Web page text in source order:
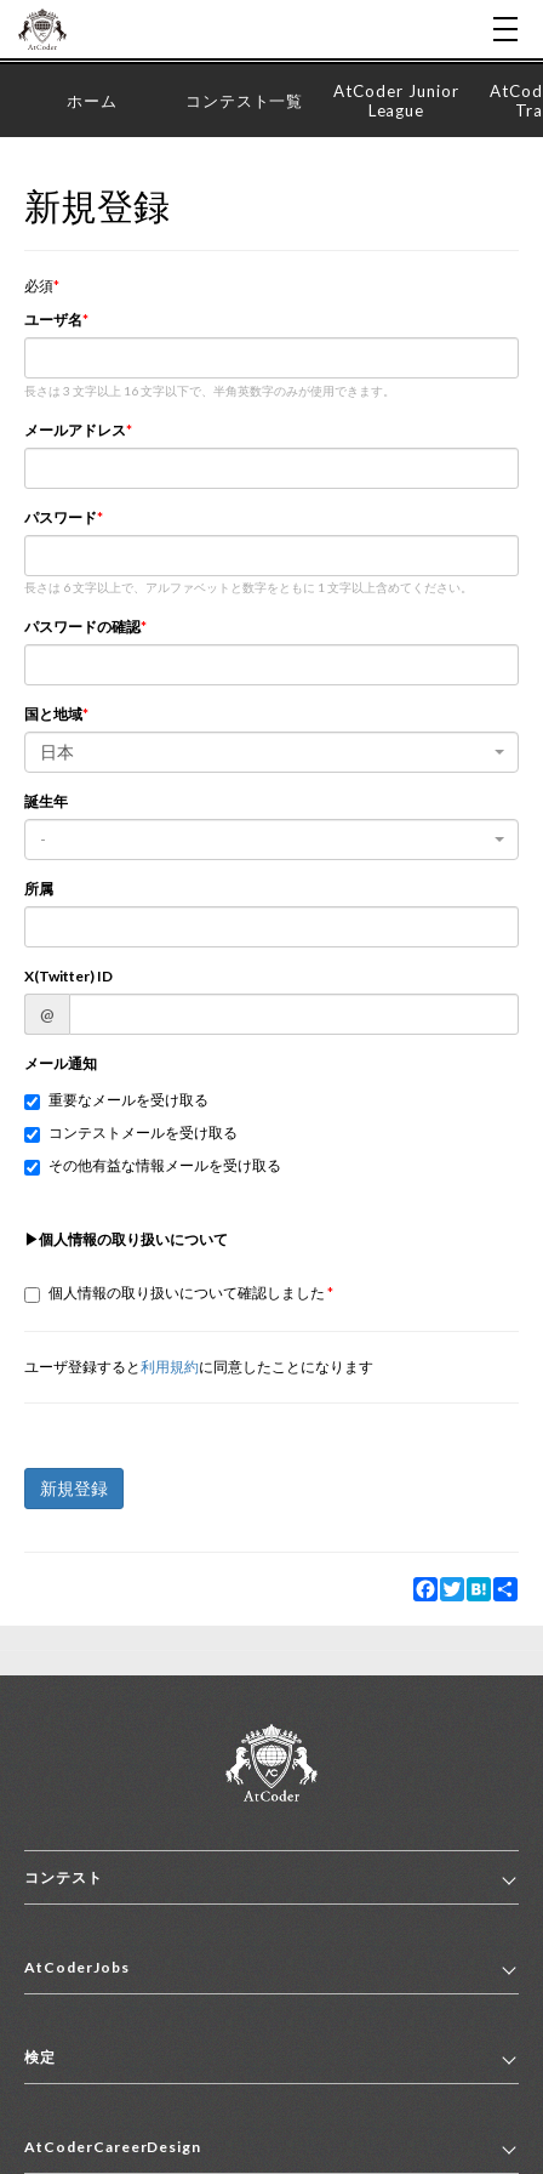
ホーム コンテスト一覧
AtCoder Junior
League
新規登録
必須
ユーザ名
長さは 3 文字以上 16 文字以下で、半角英数字のみが使用できます。
メールアドレス
パスワード
長さは 6 文字以上で、アルファベットと数字をともに 1 文字以上含めてください。
パスワードの確認
国と地域
日本
誕生年
-
所属
X(Twitter) ID
@
メール通知
重要なメールを受け取る
コンテストメールを受け取る
その他有益な情報メールを受け取る
▶個人情報の取り扱いについて
個人情報の取り扱いについて確認しました
ユーザ登録すると利用規約に同意したことになります
新規登録
Facebook
TwitterHatena
コンテスト
コンテスト一覧
便利リンク集
AtCoderJobs
2027年新卒採用求人一覧
中途採用求人一覧
検定
マイページ
AtCoderCareerDesign